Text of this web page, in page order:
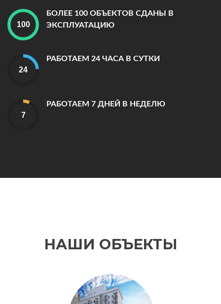
БОЛЕЕ 100 ОБЪЕКТОВ СДАНЫ В
ЭКСПЛУАТАЦИЮ
РАБОТАЕМ 24 ЧАСА В СУТКИ
РАБОТАЕМ 7 ДНЕЙ В НЕДЕЛЮ
НАШИ ОБЪЕКТЫ